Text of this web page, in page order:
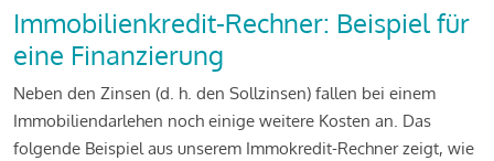
Immobilienkredit-Rechner: Beispiel für
eine Finanzierung
Neben den Zinsen (d. h. den Sollzinsen) fallen bei einem
Immobiliendarlehen noch einige weitere Kosten an. Das
folgende Beispiel aus unserem Immokredit-Rechner zeigt, wie